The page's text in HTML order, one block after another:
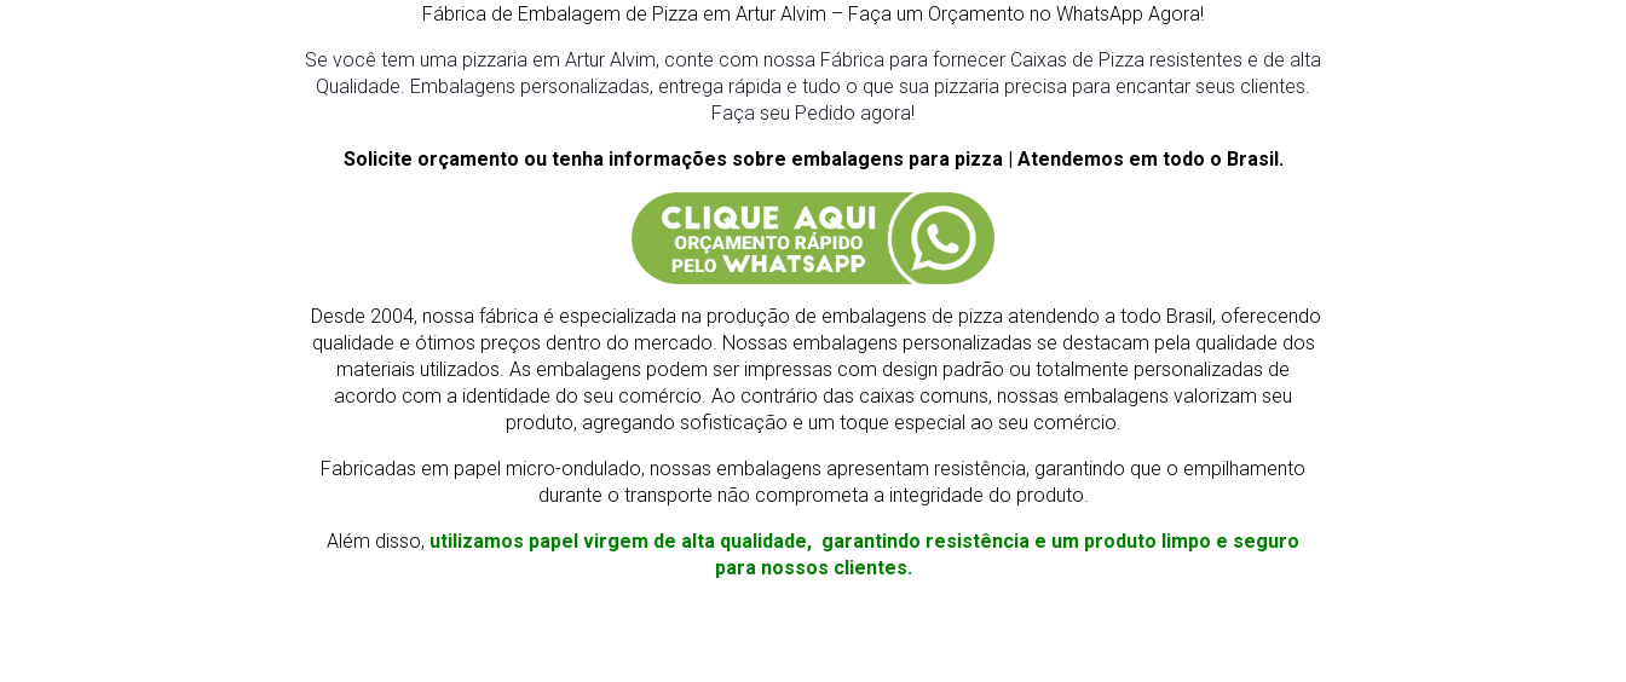
Fábrica de Embalagem de Pizza em Artur Alvim – Faça um Orçamento no WhatsApp Agora!
Se você tem uma pizzaria em Artur Alvim, conte com nossa Fábrica para fornecer Caixas de Pizza resistentes e de alta
Qualidade. Embalagens personalizadas, entrega rápida e tudo o que sua pizzaria precisa para encantar seus clientes.
Faça seu Pedido agora!
Solicite orçamento ou tenha informações sobre embalagens para pizza | Atendemos em todo o Brasil.
Desde 2004, nossa fábrica é especializada na produção de embalagens de pizza atendendo a todo Brasil, oferecendo
qualidade e ótimos preços dentro do mercado. Nossas embalagens personalizadas se destacam pela qualidade dos
materiais utilizados. As embalagens podem ser impressas com design padrão ou totalmente personalizadas de
acordo com a identidade do seu comércio. Ao contrário das caixas comuns, nossas embalagens valorizam seu
produto, agregando sofisticação e um toque especial ao seu comércio.
Fabricadas em papel micro-ondulado, nossas embalagens apresentam resistência, garantindo que o empilhamento
durante o transporte não comprometa a integridade do produto.
Além disso, utilizamos papel virgem de alta qualidade, garantindo resistência e um produto limpo e seguro
para nossos clientes.